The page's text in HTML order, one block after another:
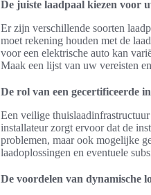
De juiste laadpaal kiezen voor
Er zijn verschillende soorten
moet rekening houden met de
voor een elektrische auto kan
Maak een lijst van uw vereisten
De rol van een gecertificeerde
Een veilige
installateur zorgt ervoor dat de
problemen, maar ook mogelijke
laadoplossingen en eventuele
De voordelen van dynamische